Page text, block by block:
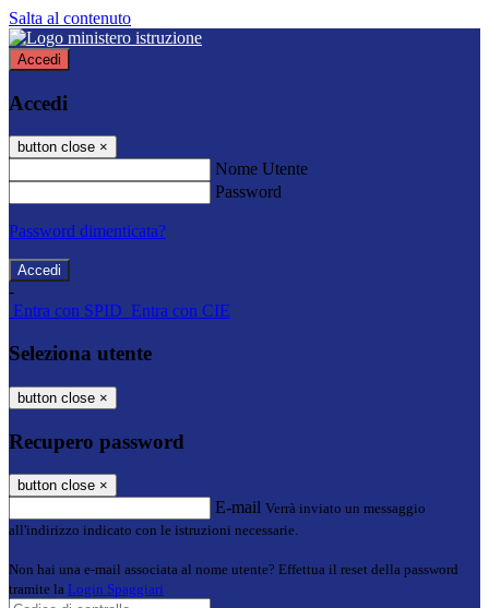
Salta al contenuto
Accedi
Accedi
button close ×
Nome Utente
Password
Password dimenticata?
-
Entra con SPID Entra con CIE
Seleziona utente
button close ×
Recupero password
button close ×
E-mail Verrà inviato un messaggio
all'indirizzo indicato con le istruzioni necessarie.
Non hai una e-mail associata al nome utente? Effettua il reset della password
tramite la Login Spaggiari